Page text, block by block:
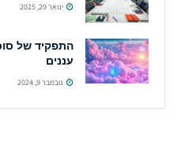
ינואר 29, 2025
התפקיד של
עננים
נובמבר 9, 2024